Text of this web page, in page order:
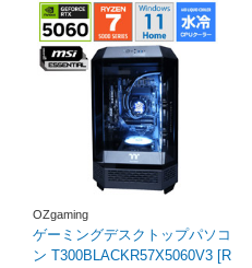
OZgaming
ゲーミングデスクトップパソコ
ン T300BLACKR57X5060V3 [R